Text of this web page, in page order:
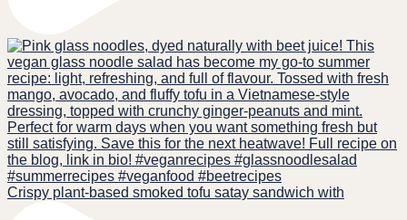
Crispy plant-based smoked tofu satay sandwich with